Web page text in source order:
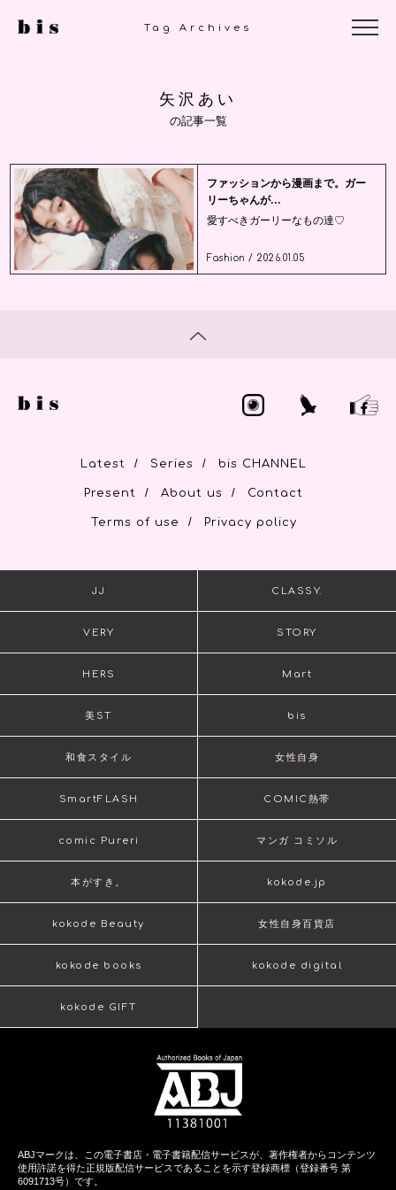
Tag Archives
矢沢あい
の記事一覧
ファッションから漫画まで。ガー
リーちゃんが...
愛すべきガーリーなもの達♡
Fashion / 2026.01.05
Latest / Series / bis CHANNEL
Present / About us / Contact
Terms of use / Privacy policy
JJ CLASSY.
VERY STORY
HERS Mart
美ST bis
和食スタイル 女性自身
SmartFLASH COMIC熱帯
comic Pureri マンガ コミソル
本がすき。 kokode.jp
kokode Beauty 女性自身百貨店
kokode books kokode digital
kokode GIFT
ABJマークは、この電子書店・電子書籍配信サービスが、著作権者からコンテンツ
使用許諾を得た正規版配信サービスであることを示す登録商標（登録番号 第
6091713号）です。